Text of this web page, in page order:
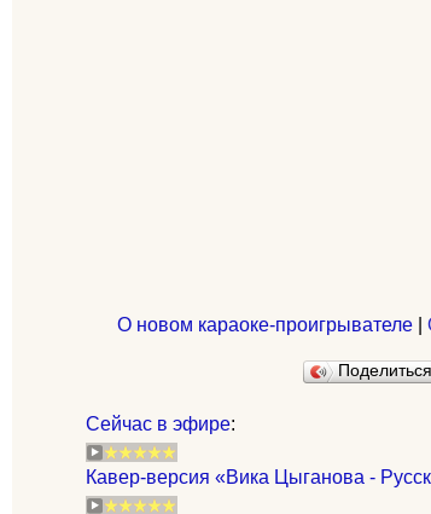
О новом караоке-проигрывателе |
Сейчас в эфире:
Кавер-версия «Вика Цыганова -